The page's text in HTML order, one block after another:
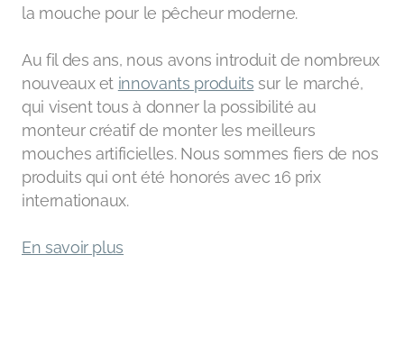
la mouche pour le pêcheur moderne.
Au fil des ans, nous avons introduit de nombreux
nouveaux et innovants produits sur le marché,
qui visent tous à donner la possibilité au
monteur créatif de monter les meilleurs
mouches artificielles. Nous sommes fiers de nos
produits qui ont été honorés avec 16 prix
internationaux.
En savoir plus